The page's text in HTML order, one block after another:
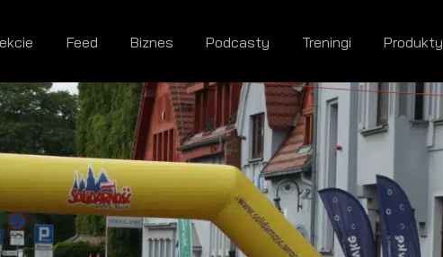
Feed Biznes Podcasty Treningi Produkty